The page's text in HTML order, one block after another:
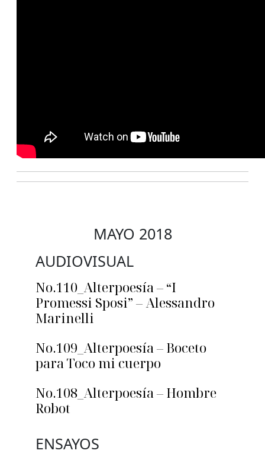
MAYO 2018
AUDIOVISUAL
No.110_Alterpoesía – “I
Promessi Sposi” – Alessandro
Marinelli
No.109_Alterpoesía – Boceto
para Toco mi cuerpo
No.108_Alterpoesía – Hombre
Robot
ENSAYOS